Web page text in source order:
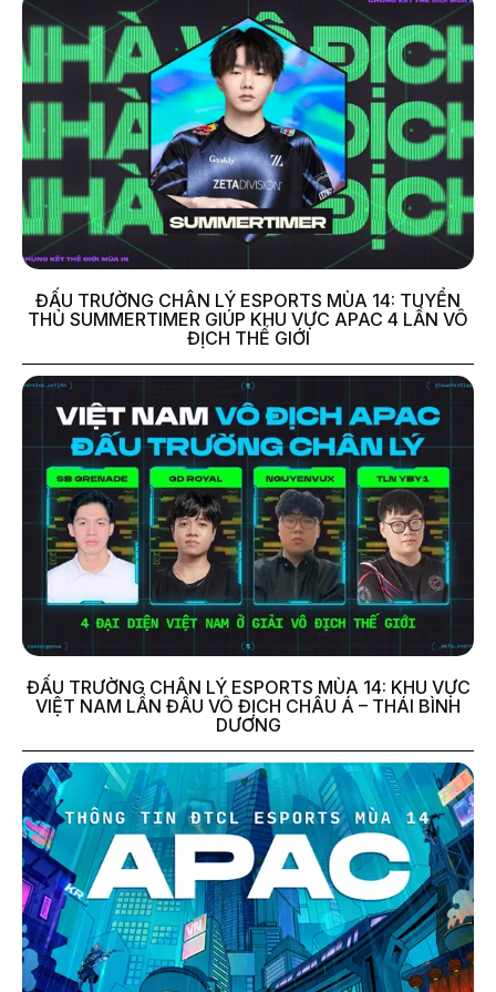
ĐẤU TRƯỜNG CHÂN LÝ ESPORTS MÙA 14: TUYỂN
THỦ SUMMERTIMER GIÚP KHU VỰC APAC 4 LẦN VÔ
ĐỊCH THẾ GIỚI
ĐẤU TRƯỜNG CHÂN LÝ ESPORTS MÙA 14: KHU VỰC
VIỆT NAM LẦN ĐẦU VÔ ĐỊCH CHÂU Á – THÁI BÌNH
DƯƠNG